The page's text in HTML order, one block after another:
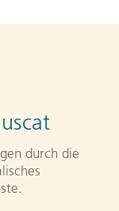
durch die